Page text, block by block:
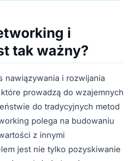
i
tak ważny?
nawiązywania i rozwijania
prowadzą do wzajemnych
do tradycyjnych metod
polega na budowaniu
z innymi
jest nie tylko pozyskiwanie